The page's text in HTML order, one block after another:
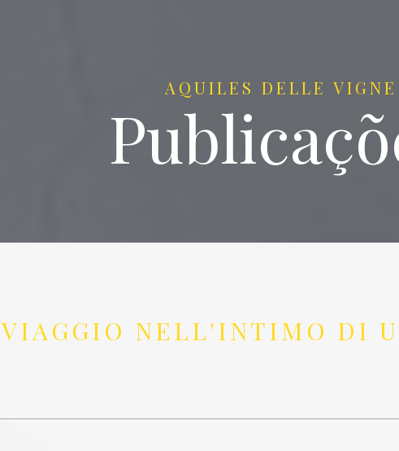
AQUILES DELLE VIGNE
VIAGGIO NELL'INTIMO DI